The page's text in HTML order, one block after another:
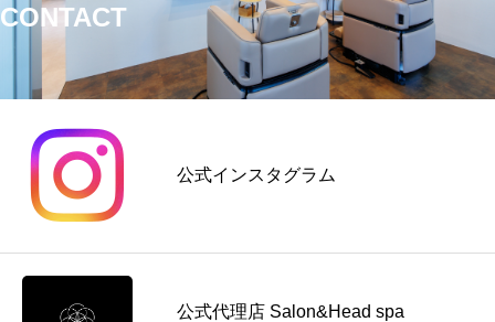
CONTACT
公式インスタグラム
公式代理店 Salon&Head spa